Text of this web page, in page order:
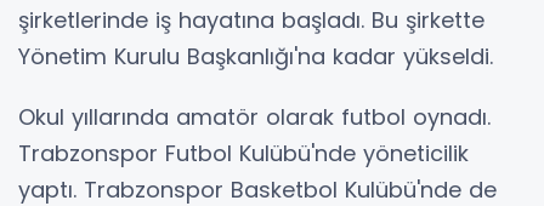
şirketlerinde iş hayatına başladı. Bu şirkette
Yönetim Kurulu Başkanlığı'na kadar yükseldi.
Okul yıllarında amatör olarak futbol oynadı.
Trabzonspor Futbol Kulübü'nde yöneticilik
yaptı. Trabzonspor Basketbol Kulübü'nde de